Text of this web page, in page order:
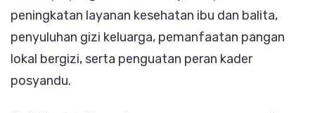
peningkatan layanan kesehatan ibu dan balita,
penyuluhan gizi keluarga, pemanfaatan pangan
lokal bergizi, serta penguatan peran kader
posyandu.